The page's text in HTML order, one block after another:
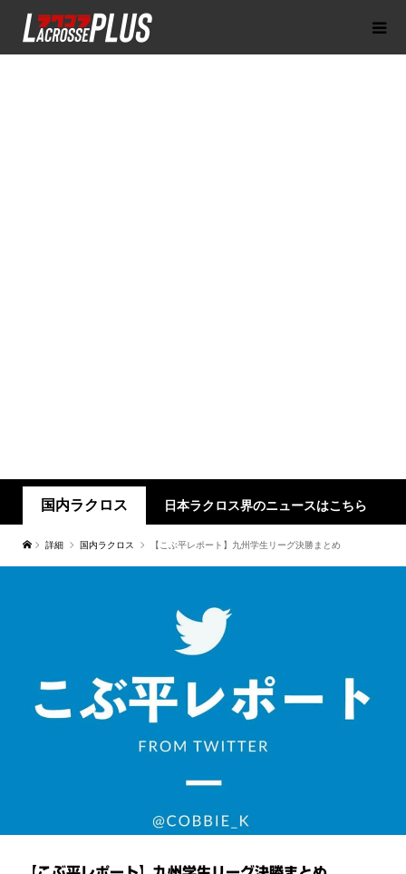
国内ラクロス 日本ラクロス界のニュースはこちら
詳細 国内ラクロス 【こぶ平レポート】九州学生リーグ決勝まとめ